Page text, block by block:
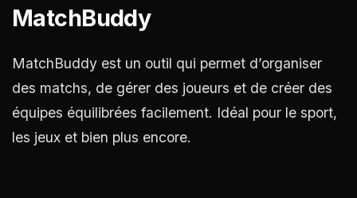
MatchBuddy
MatchBuddy est un outil qui permet d’organiser
des matchs, de gérer des joueurs et de créer des
équipes équilibrées facilement. Idéal pour le sport,
les jeux et bien plus encore.